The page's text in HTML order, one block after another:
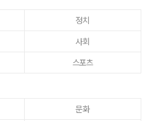
정치
사회
스포츠
문화